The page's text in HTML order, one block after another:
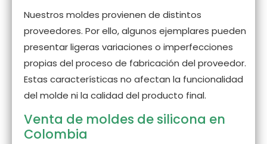
Nuestros moldes provienen de distintos
proveedores. Por ello, algunos ejemplares pueden
presentar ligeras variaciones o imperfecciones
propias del proceso de fabricación del proveedor.
Estas características no afectan la funcionalidad
del molde ni la calidad del producto final.
Venta de moldes de silicona en
Colombia